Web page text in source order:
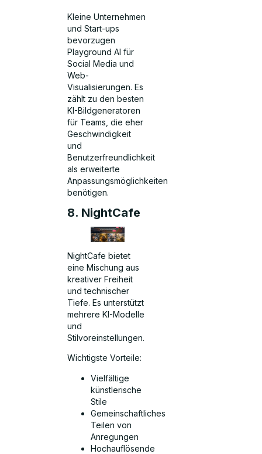
Kleine Unternehmen
und Start-ups
bevorzugen
Playground AI für
Social Media und
Web-
Visualisierungen. Es
zählt zu den besten
KI-Bildgeneratoren
für Teams, die eher
Geschwindigkeit
und
Benutzerfreundlichkeit
als erweiterte
Anpassungsmöglichkeiten
benötigen.
8. NightCafe
NightCafe bietet
eine Mischung aus
kreativer Freiheit
und technischer
Tiefe. Es unterstützt
mehrere KI-Modelle
und
Stilvoreinstellungen.
Wichtigste Vorteile:
Vielfältige
künstlerische
Stile
Gemeinschaftliches
Teilen von
Anregungen
Hochauflösende